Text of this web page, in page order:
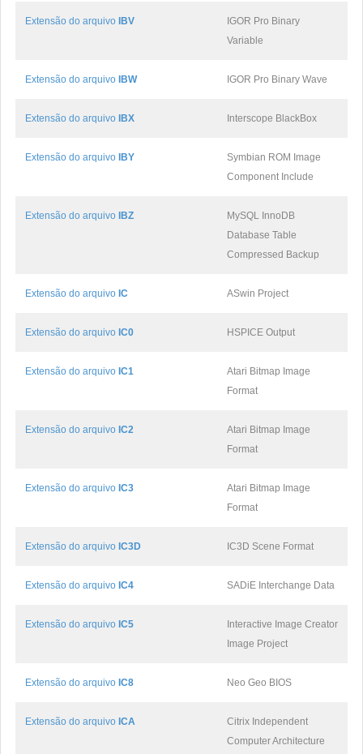
Extensão do arquivo IBV
IGOR Pro Binary
Variable
Extensão do arquivo IBW IGOR Pro Binary Wave
Extensão do arquivo IBX Interscope BlackBox
Extensão do arquivo IBY
Symbian ROM Image
Component Include
Extensão do arquivo IBZ
MySQL InnoDB
Database Table
Compressed Backup
Extensão do arquivo IC ASwin Project
Extensão do arquivo IC0 HSPICE Output
Extensão do arquivo IC1
Atari Bitmap Image
Format
Extensão do arquivo IC2
Atari Bitmap Image
Format
Extensão do arquivo IC3
Atari Bitmap Image
Format
Extensão do arquivo IC3D IC3D Scene Format
Extensão do arquivo IC4 SADiE Interchange Data
Extensão do arquivo IC5
Interactive Image Creator
Image Project
Extensão do arquivo IC8 Neo Geo BIOS
Extensão do arquivo ICA
Citrix Independent
Computer Architecture